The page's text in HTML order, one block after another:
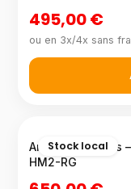
495,00 €
ou en 3x/4x sans
Stock local
Armoire 2 portes
HM2-RG